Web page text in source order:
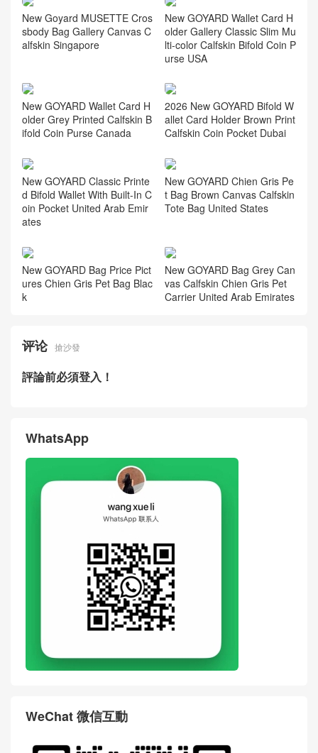
New Goyard MUSETTE Cros
sbody Bag Gallery Canvas C
alfskin Singapore
New GOYARD Wallet Card H
older Gallery Classic Slim Mu
lti-color Calfskin Bifold Coin P
urse USA
New GOYARD Wallet Card H
older Grey Printed Calfskin B
ifold Coin Purse Canada
2026 New GOYARD Bifold W
allet Card Holder Brown Print
Calfskin Coin Pocket Dubai
New GOYARD Classic Printe
d Bifold Wallet With Built-In C
oin Pocket United Arab Emir
ates
New GOYARD Chien Gris Pe
t Bag Brown Canvas Calfskin
Tote Bag United States
New GOYARD Bag Price Pict
ures Chien Gris Pet Bag Blac
k
New GOYARD Bag Grey Can
vas Calfskin Chien Gris Pet
Carrier United Arab Emirates
评论 搶沙發
評論前必須登入！
WhatsApp
WeChat 微信互動